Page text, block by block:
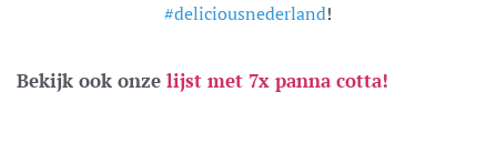
#deliciousnederland!
Bekijk ook onze lijst met 7x panna cotta!